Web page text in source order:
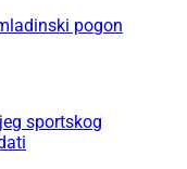
pogon
sportskog